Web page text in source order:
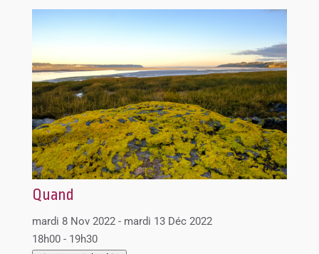
Quand
mardi 8 Nov 2022 - mardi 13 Déc 2022
18h00 - 19h30